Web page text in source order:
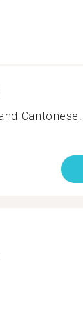
Cantonese...